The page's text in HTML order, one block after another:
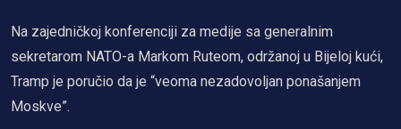
Na zajedničkoj konferenciji za medije sa generalnim
sekretarom NATO-a Markom Ruteom, održanoj u Bijeloj kući,
Tramp je poručio da je “veoma nezadovoljan ponašanjem
Moskve”.